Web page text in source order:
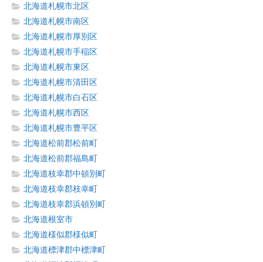
北海道札幌市北区
北海道札幌市南区
北海道札幌市厚別区
北海道札幌市手稲区
北海道札幌市東区
北海道札幌市清田区
北海道札幌市白石区
北海道札幌市西区
北海道札幌市豊平区
北海道松前郡松前町
北海道松前郡福島町
北海道枝幸郡中頓別町
北海道枝幸郡枝幸町
北海道枝幸郡浜頓別町
北海道根室市
北海道様似郡様似町
北海道標津郡中標津町